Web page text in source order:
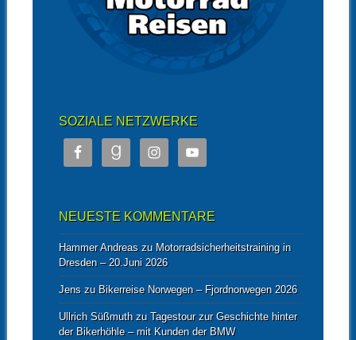
SOZIALE NETZWERKE
NEUESTE KOMMENTARE
Hammer Andreaszu Motorradsicherheitstraining in
Dresden – 20.Juni 2026
Jenszu Bikerreise Norwegen – Fjordnorwegen 2026
Ullrich Süßmuthzu Tagestour zur Geschichte hinter
der Bikerhöhle – mit Kunden der BMW